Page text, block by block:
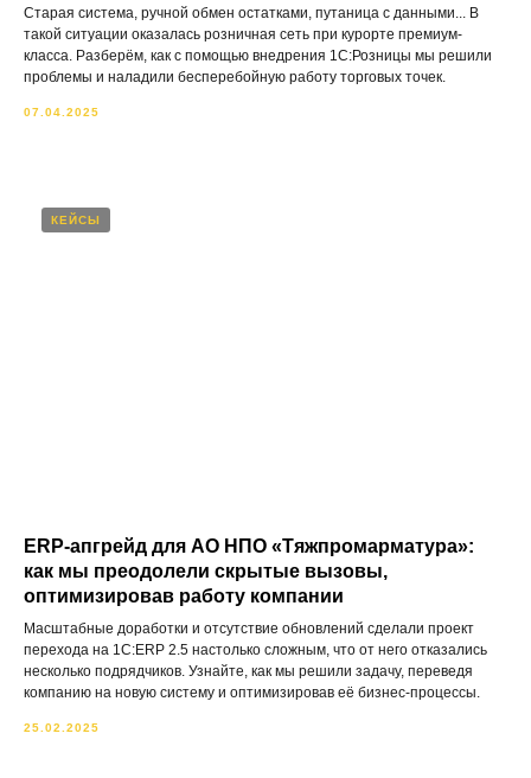
Старая система, ручной обмен остатками, путаница с данными... В
такой ситуации оказалась розничная сеть при курорте премиум-
класса. Разберём, как с помощью внедрения 1С:Розницы мы решили
проблемы и наладили бесперебойную работу торговых точек.
07.04.2025
КЕЙСЫ
ERP-апгрейд для АО НПО «Тяжпромарматура»:
как мы преодолели скрытые вызовы,
оптимизировав работу компании
Масштабные доработки и отсутствие обновлений сделали проект
перехода на 1С:ERP 2.5 настолько сложным, что от него отказались
несколько подрядчиков. Узнайте, как мы решили задачу, переведя
компанию на новую систему и оптимизировав её бизнес-процессы.
25.02.2025